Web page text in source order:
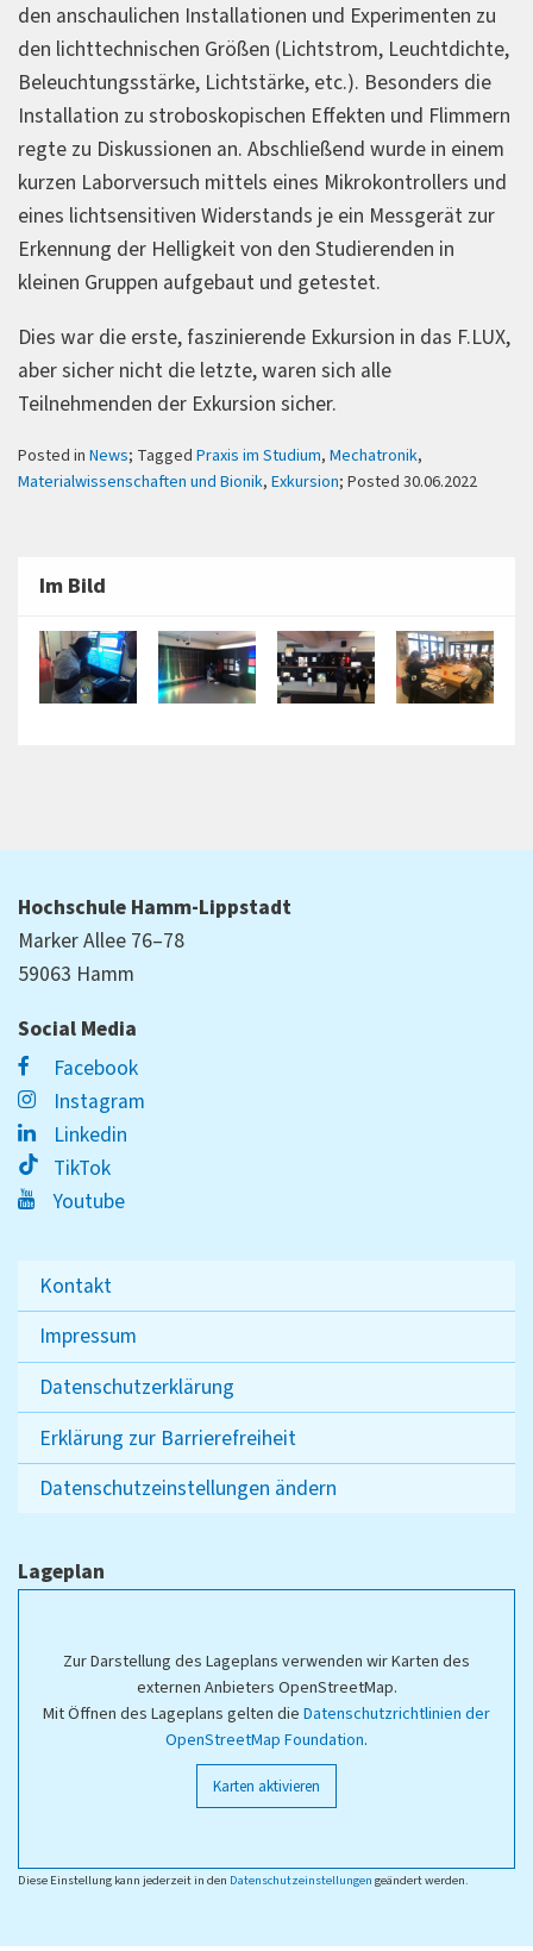
den anschaulichen Installationen und Experimenten zu
den lichttechnischen Größen (Lichtstrom, Leuchtdichte,
Beleuchtungsstärke, Lichtstärke, etc.). Besonders die
Installation zu stroboskopischen Effekten und Flimmern
regte zu Diskussionen an. Abschließend wurde in einem
kurzen Laborversuch mittels eines Mikrokontrollers und
eines lichtsensitiven Widerstands je ein Messgerät zur
Erkennung der Helligkeit von den Studierenden in
kleinen Gruppen aufgebaut und getestet.
Dies war die erste, faszinierende Exkursion in das F.LUX,
aber sicher nicht die letzte, waren sich alle
Teilnehmenden der Exkursion sicher.
Posted in News; Tagged Praxis im Studium, Mechatronik,
Materialwissenschaften und Bionik, Exkursion; Posted 30.06.2022
Im Bild
Hochschule Hamm-Lippstadt
Marker Allee 76–78
59063 Hamm
Social Media
Facebook
Instagram
Linkedin
TikTok
Youtube
Kontakt
Impressum
Datenschutzerklärung
Erklärung zur Barrierefreiheit
Datenschutzeinstellungen ändern
Lageplan
Zur Darstellung des Lageplans verwenden wir Karten des
externen Anbieters OpenStreetMap.
Mit Öffnen des Lageplans gelten die Datenschutzrichtlinien der
OpenStreetMap Foundation.
Karten aktivieren
Diese Einstellung kann jederzeit in den Datenschutzeinstellungen geändert werden.